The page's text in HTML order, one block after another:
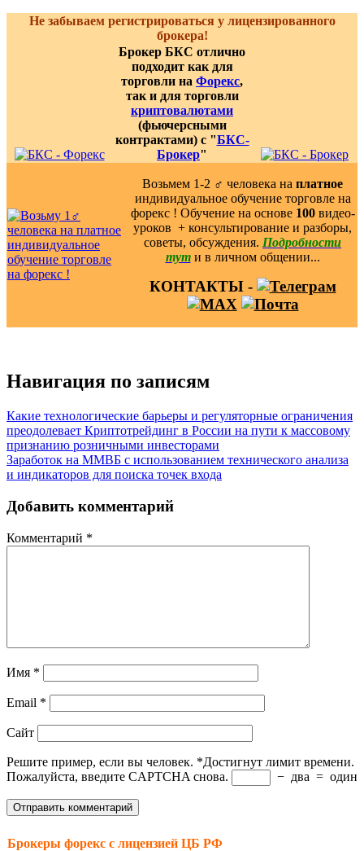
Не забываем регистрироваться у лицензированного
брокера!
Брокер БКС отлично
подходит как для
торговли на Форекс,
так и для торговли
криптовалютами
(фьючерсными
контрактами) с "БКС-
Брокер"
Возьмем 1-2 ‍♂️ человека на платное
индивидуальное обучение торговле на
форекс ! Обучение на основе 100видео-
уроков ️ + консультирование и разборы,
советы, обсуждения. Подробности
тут и в личном общении...
КОНТАКТЫ -
Навигация по записям
Какие технологические барьеры и регуляторные ограничения
преодолевает Криптотрейдинг в России на пути к массовому
признанию розничными инвесторами
Заработок на ММВБ с использованием технического анализа
и индикаторов для поиска точек входа
Добавить комментарий
Комментарий *
Имя *
Email *
Сайт
Решите пример, если вы человек. *Достигнут лимит времени.
Пожалуйста, введите CAPTCHA снова.
− два = один
Брокеры форекс с лицензией ЦБ РФ